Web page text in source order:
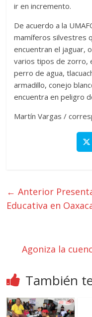
ir en incremento.
De acuerdo a la
mamíferos silvestres
encuentran el jaguar,
varios tipos de zorro,
perro de agua,
armadillo, conejo
encuentra en peligro
Martín Vargas /
← Anterior
Educativa en
Agoniza la
También